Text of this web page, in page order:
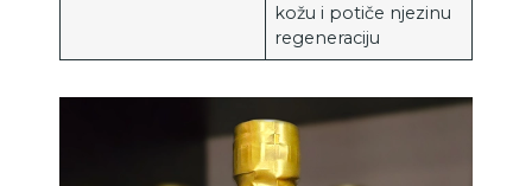
kožu i potiče njezinu
regeneraciju